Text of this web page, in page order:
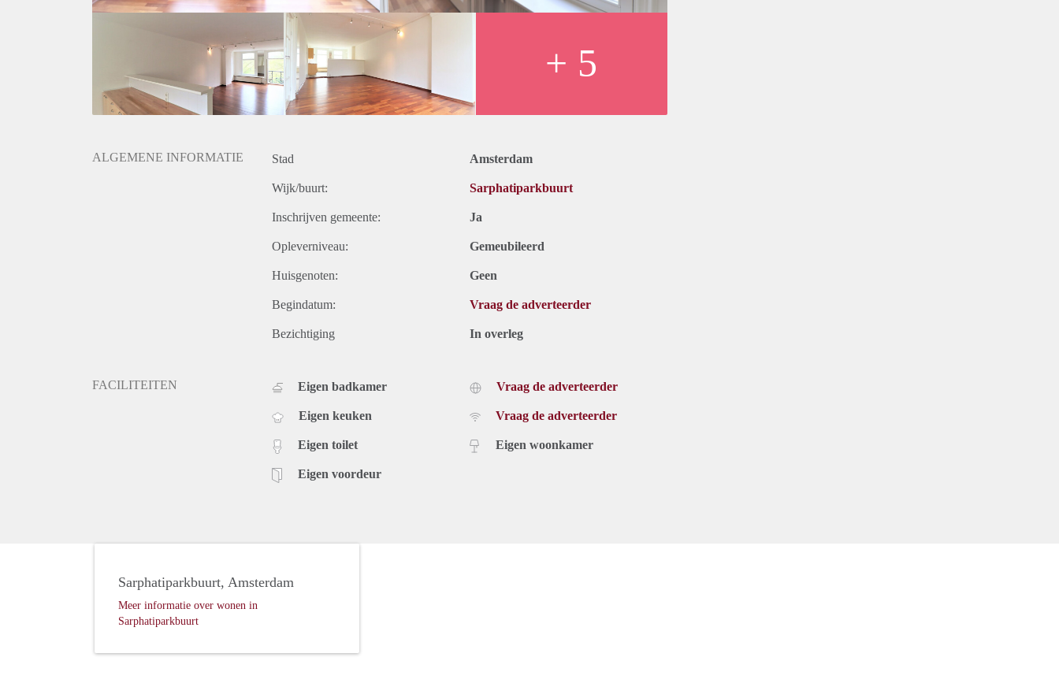
+ 5
ALGEMENE INFORMATIE Stad Amsterdam
Wijk/buurt: Sarphatiparkbuurt
Inschrijven gemeente: Ja
Opleverniveau: Gemeubileerd
Huisgenoten: Geen
Begindatum: Vraag de adverteerder
Bezichtiging In overleg
FACILITEITEN Eigen badkamer
Eigen keuken
Eigen toilet
Eigen voordeur
Vraag de adverteerder
Vraag de adverteerder
Eigen woonkamer
Sarphatiparkbuurt, Amsterdam
Meer informatie over wonen in
Sarphatiparkbuurt